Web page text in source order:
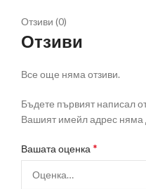
Отзиви (0)
Отзиви
Все още няма отзиви.
Бъдете първият написал
Вашият имейл адрес няма
Вашата оценка *